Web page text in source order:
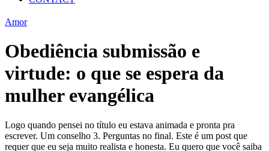
Amor
Obediência submissão e
virtude: o que se espera da
mulher evangélica
Logo quando pensei no título eu estava animada e pronta pra
escrever. Um conselho 3. Perguntas no final. Este é um post que
requer que eu seja muito realista e honesta. Eu quero que você saiba